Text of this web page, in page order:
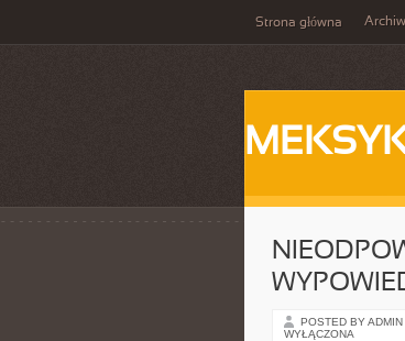
Strona główna
POSTED BY ADMIN
WYŁĄCZONA